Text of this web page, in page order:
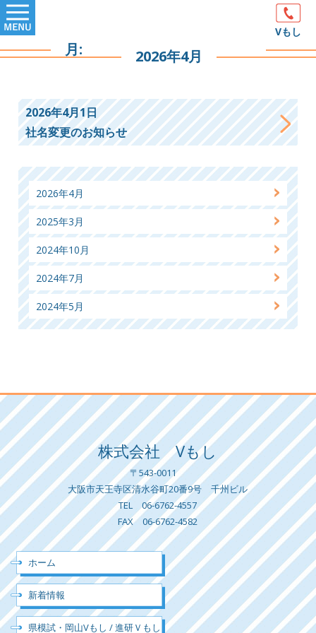
Skip
to
content
Vもし
Primary
Menu
月: 2026年4月
2026年4月1日
社名変更のお知らせ
2026年4月
2025年3月
2024年10月
2024年7月
2024年5月
株式会社 Vもし
〒543-0011
大阪市天王寺区清水谷町20番9号 千州ビル
TEL 06-6762-4557
FAX 06-6762-4582
ホーム
新着情報
県模試・岡山Vもし / 進研Ｖもし